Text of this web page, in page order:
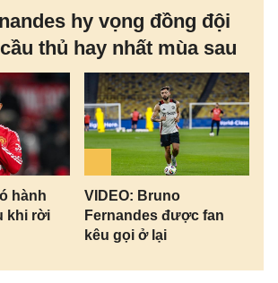
hy vọng đồng đội
thủ hay nhất mùa sau
hành
khi rời
VIDEO: Bruno
Fernandes được fan
kêu gọi ở lại